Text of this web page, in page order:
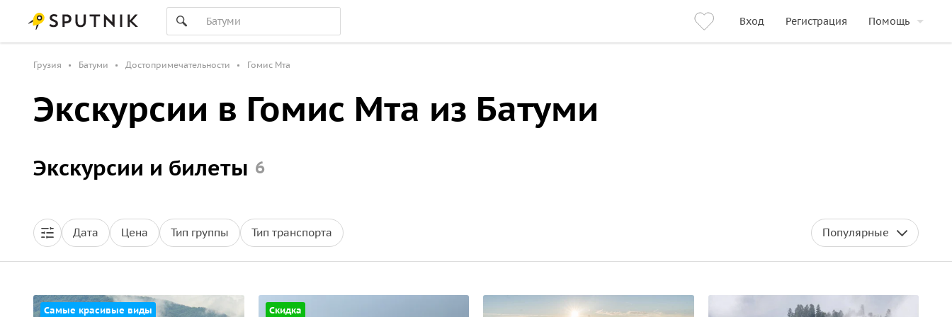
Вход Регистрация Помощь
Грузия Батуми Достопримечательности Гомис Мта
Экскурсии в Гомис Мта из Батуми
Экскурсии и билеты 6
Дата Цена Тип группы Тип транспорта Популярные
Самые красивые виды Скидка